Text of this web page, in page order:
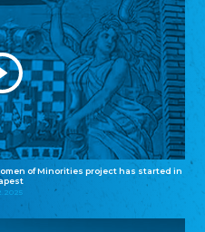
of Minorities project has started in